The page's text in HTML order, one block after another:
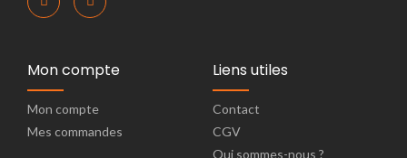
Mon compte
Mon compte
Mes commandes
Liens utiles
Contact
CGV
Qui sommes-nous ?